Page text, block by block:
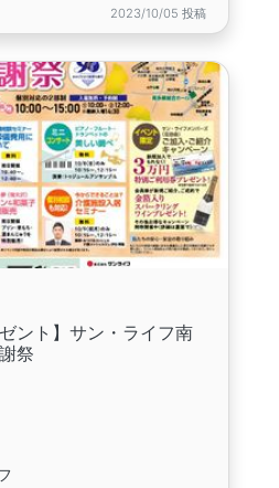
2023/10/05 投稿
ント】サン・ライフ南
祭